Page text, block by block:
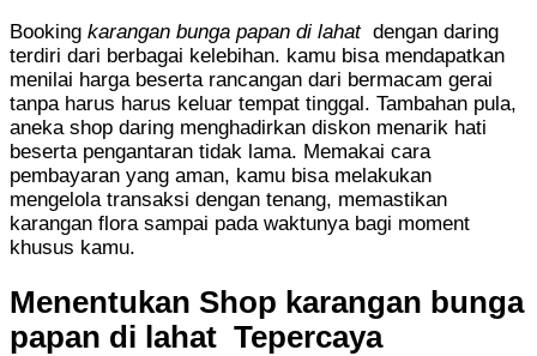
Booking karangan bunga papan di lahat dengan daring
terdiri dari berbagai kelebihan. kamu bisa mendapatkan
menilai harga beserta rancangan dari bermacam gerai
tanpa harus harus keluar tempat tinggal. Tambahan pula,
aneka shop daring menghadirkan diskon menarik hati
beserta pengantaran tidak lama. Memakai cara
pembayaran yang aman, kamu bisa melakukan
mengelola transaksi dengan tenang, memastikan
karangan flora sampai pada waktunya bagi moment
khusus kamu.
Menentukan Shop karangan bunga
papan di lahat Tepercaya